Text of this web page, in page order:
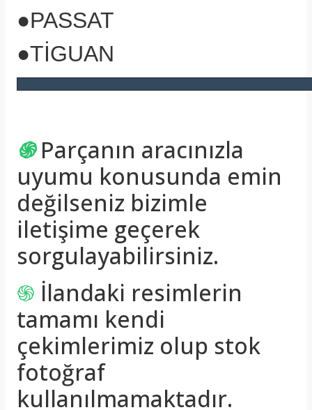
●PASSAT
●TİGUAN
֍ Parçanın aracınızla
uyumu konusunda emin
değilseniz bizimle
iletişime geçerek
sorgulayabilirsiniz.
֍ İlandaki resimlerin
tamamı kendi
çekimlerimiz olup stok
fotoğraf
kullanılmamaktadır.